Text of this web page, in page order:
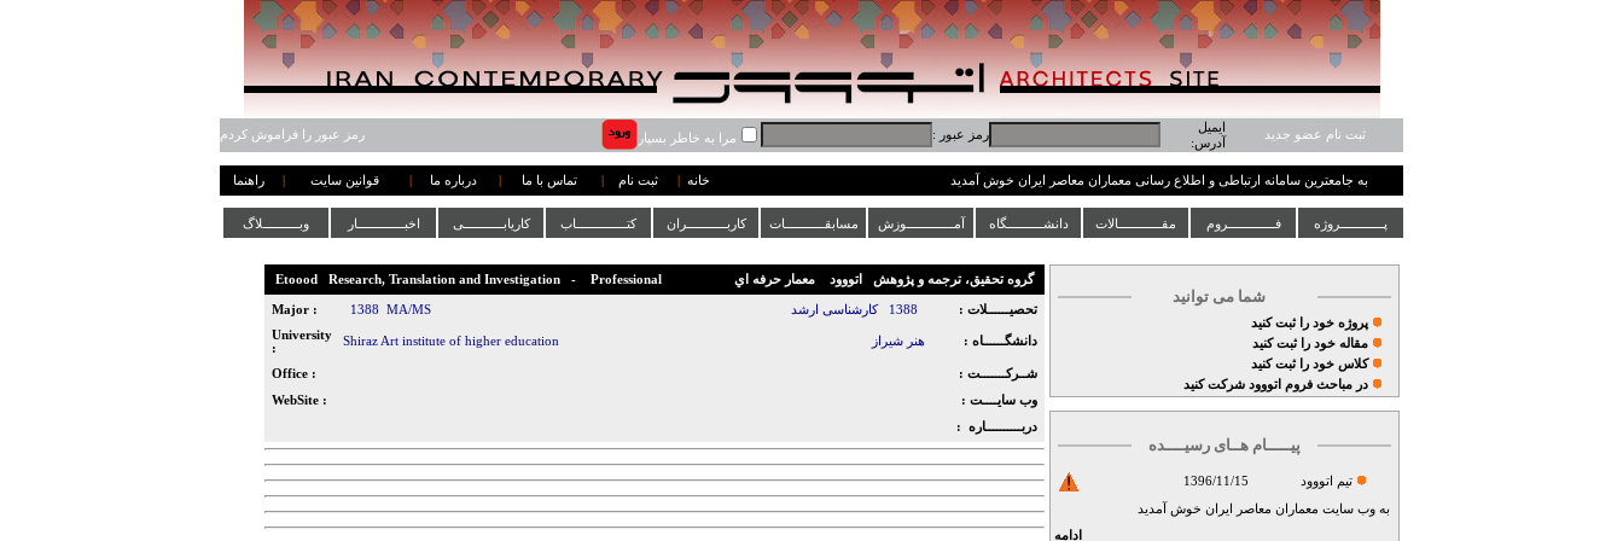
ثبت نام عضو جدید
ایمیل
آدرس:
رمز عبور : مرا به خاطر بسپار رمز عبور را فراموش کردم
به جامعترین سامانه ارتباطی و اطلاع رسانی معماران معاصر ایران خوش آمدید خانه ثبت نام تماس با ما درباره ما قوانین سایت راهنما
پــــــــــــروژه فـــــــــــــروم مقــــــــــــالات دانشــــــــــگاه آمـــــــــــــوزش مسابقـــــــــــات کاربـــــــــــران کتــــــــــــــاب کاریابـــــــــــی اخبـــــــــــــار وبــــــــــلاگ
شما می توانید
پروژه خود را ثبت کنید
مقاله خود را ثبت کنید
کلاس خود را ثبت کنید
در مباحث فروم اتووود شرکت کنید
پیـــــام هــای رسیــــده
تيم اتووود 1396/11/15
به وب سايت معماران معاصر ايران خوش آمديد
ادامه
گروه تحقیق، ترجمه و پژوهش اتووود معمار حرفه اي Etoood Research, Translation and Investigation - Professional
تحصیــــــلات : 1388 کارشناسی ارشد 1388 MA/MS
Major :
دانشگــــــاه : هنر شیراز Shiraz Art institute of higher education
University
:
شــرکـــــــت :
Office :
وب سایــــت :
WebSite :
دربــــــــــاره :